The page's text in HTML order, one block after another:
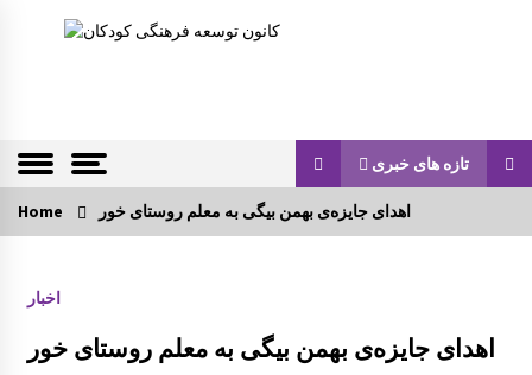
o
t
تازه های خبری
تازه های خبری
Home اهدای جایزه‌ی بهمن بیگی به معلم روستای خور
اخبار
اهدای جایزه‌ی بهمن بیگی به معلم روستای خور